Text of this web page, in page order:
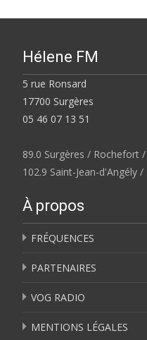
Hélene FM
5 rue Ronsard
17700 Surgères
05 46 07 13 51
89.0 Surgères / Rochefort
102.9 Saint-Jean-d'Angély
À propos
FRÉQUENCES
PARTENAIRES
VOG RADIO
MENTIONS LÉGALES